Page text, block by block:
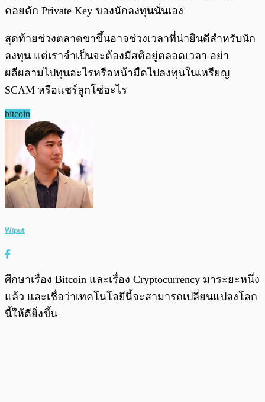
คอยดัก Private Key ของนักลงทุนนั่นเอง
สุดท้ายช่วงตลาดขาขึ้นอาจช่วงเวลาที่น่ายินดีสำหรับนัก
ลงทุน แต่เราจำเป็นจะต้องมีสติอยู่ตลอดเวลา อย่า
ผลีผลามไปทุนอะไรหรือหน้ามืดไปลงทุนในเหรียญ
SCAM หรือแชร์ลูกโซ่อะไร
bitcoin
Wiput
ศึกษาเรื่อง Bitcoin และเรื่อง Cryptocurrency มาระยะหนึ่ง
แล้ว และเชื่อว่าเทคโนโลยีนี้จะสามารถเปลี่ยนแปลงโลก
นี้ให้ดียิ่งขึ้น